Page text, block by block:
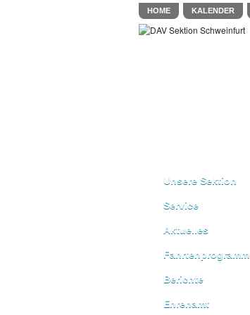
HOME KALENDER
Unsere Sektion
Service
Aktuelles
Fahrtenprogramm
Berichte
Ehrenamt